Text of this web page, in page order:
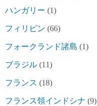
ハンガリー (1)
フィリピン (66)
フォークランド諸島 (1)
ブラジル (11)
フランス (18)
フランス領インドシナ (9)